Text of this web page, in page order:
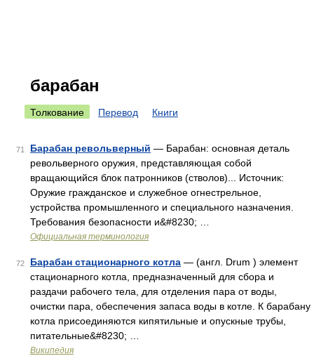
барабан
Толкование Перевод Книги
71 Барабан револьверный — Барабан: основная деталь
револьверного оружия, представляющая собой
вращающийся блок патронников (стволов)... Источник:
Оружие гражданское и служебное огнестрельное,
устройства промышленного и специального назначения.
Требования безопасности и&#8230; …
Официальная терминология
72 Барабан стационарного котла — (англ. Drum ) элемент
стационарного котла, предназначенный для сбора и
раздачи рабочего тела, для отделения пара от воды,
очистки пара, обеспечения запаса воды в котле. К барабану
котла присоединяются кипятильные и опускные трубы,
питательные&#8230; …
Википедия